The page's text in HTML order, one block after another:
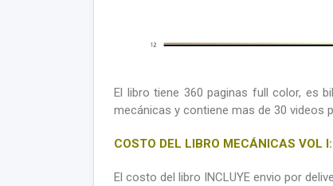
El libro tiene 360 paginas full color, es
mecánicas y contiene mas de 30 videos
COSTO DEL LIBRO MECÁNICAS VOL I:
El costo del libro INCLUYE envio por